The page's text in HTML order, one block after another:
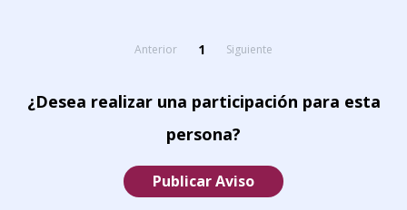
Anterior 1 Siguiente
¿Desea realizar una participación para esta
persona?
Publicar Aviso